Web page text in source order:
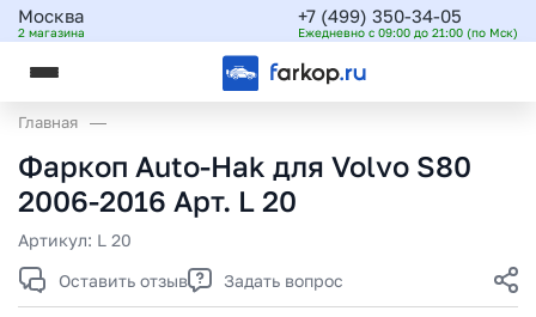
Москва
2 магазина
+7 (499) 350-34-05
Ежедневно с 09:00 до 21:00 (по Мск)
Главная
Фаркоп Auto-Hak для Volvo S80
2006-2016 Арт. L 20
Артикул: L 20
Оставить отзыв
Задать вопрос